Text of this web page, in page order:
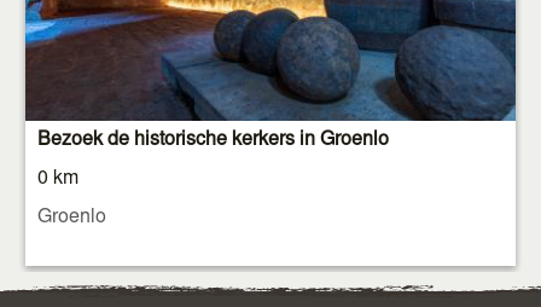
Privé-bezichtingen
Op afspraak te reserveren via de VVV:
tot 15 personen €50 per groep
Bezoek de historische kerkers in Groenlo
0 km
Groenlo